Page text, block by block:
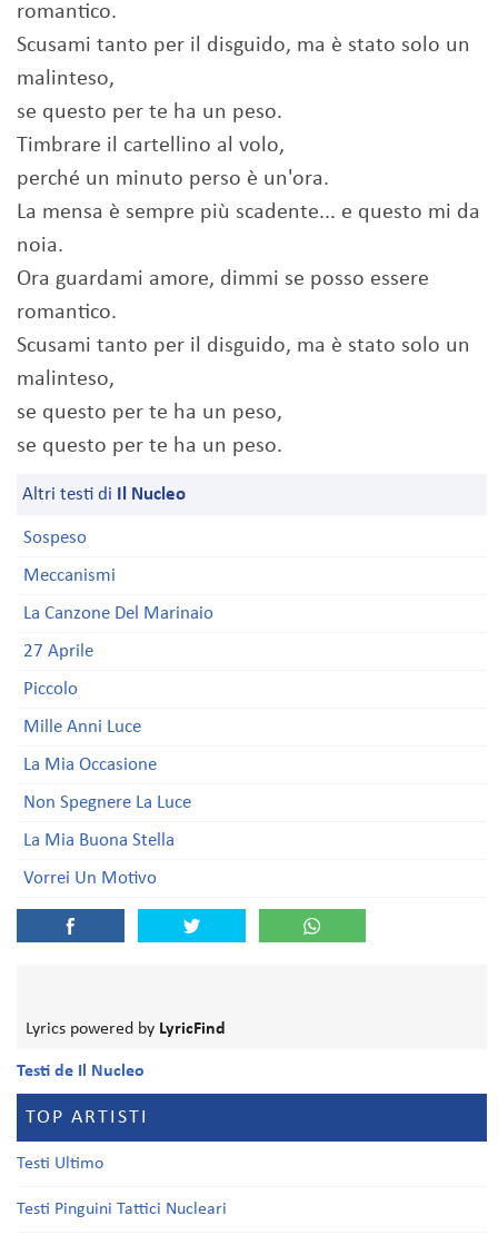
romantico.
Scusami tanto per il disguido, ma è stato solo un
malinteso,
se questo per te ha un peso.
Timbrare il cartellino al volo,
perché un minuto perso è un'ora.
La mensa è sempre più scadente... e questo mi da
noia.
Ora guardami amore, dimmi se posso essere
romantico.
Scusami tanto per il disguido, ma è stato solo un
malinteso,
se questo per te ha un peso,
se questo per te ha un peso.
Altri testi di Il Nucleo
Sospeso
Meccanismi
La Canzone Del Marinaio
27 Aprile
Piccolo
Mille Anni Luce
La Mia Occasione
Non Spegnere La Luce
La Mia Buona Stella
Vorrei Un Motivo
Lyrics powered by LyricFind
Testi de Il Nucleo
TOP ARTISTI
Testi Ultimo
Testi Pinguini Tattici Nucleari